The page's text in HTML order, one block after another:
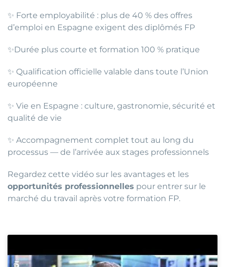
✨ Forte employabilité : plus de 40 % des offres
d’emploi en Espagne exigent des diplômés FP
✨Durée plus courte et formation 100 % pratique
✨ Qualification officielle valable dans toute l’Union
européenne
✨ Vie en Espagne : culture, gastronomie, sécurité et
qualité de vie
✨ Accompagnement complet tout au long du
processus — de l’arrivée aux stages professionnels
Regardez cette vidéo sur les avantages et les
opportunités professionnelles pour entrer sur le
marché du travail après votre formation FP.